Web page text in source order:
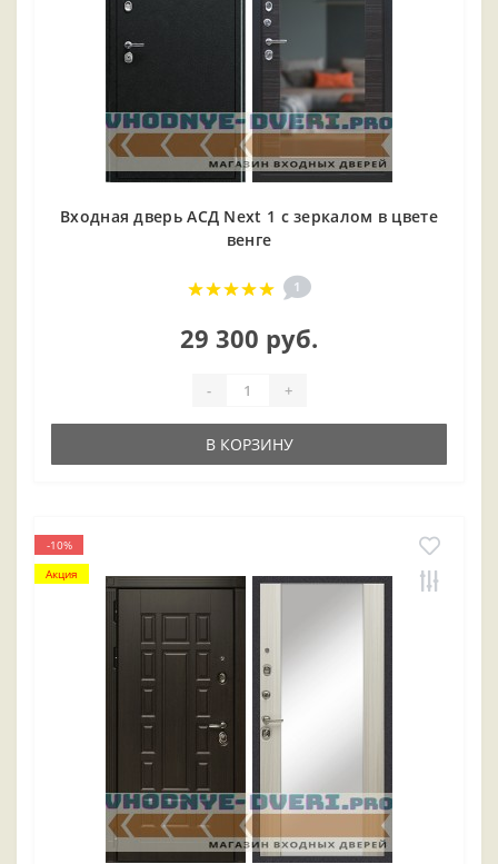
Входная дверь АСД Next 1 с зеркалом в цвете
венге
1
29 300 руб.
- +
В КОРЗИНУ
-10%
Акция